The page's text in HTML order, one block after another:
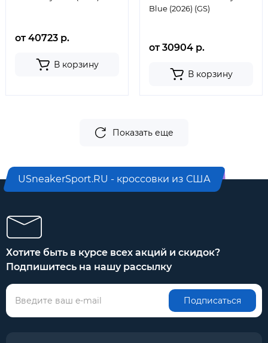
от 40723 р.
В корзину
Blue (2026) (GS)
от 30904 р.
В корзину
Показать еще
USneakerSport.RU - кроссовки из США
Хотите быть в курсе всех акций и скидок?
Подпишитесь на нашу рассылку
Подписаться